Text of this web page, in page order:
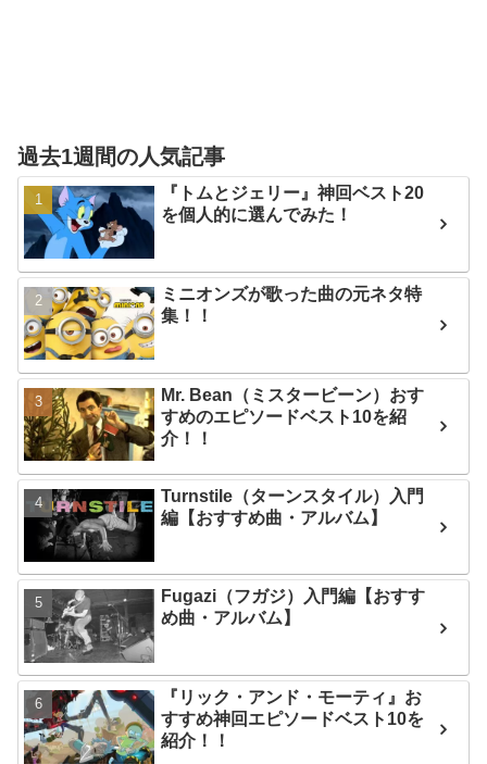
過去1週間の人気記事
『トムとジェリー』神回ベスト20
を個人的に選んでみた！
ミニオンズが歌った曲の元ネタ特
集！！
Mr. Bean（ミスタービーン）おす
すめのエピソードベスト10を紹
介！！
Turnstile（ターンスタイル）入門
編【おすすめ曲・アルバム】
Fugazi（フガジ）入門編【おすす
め曲・アルバム】
『リック・アンド・モーティ』お
すすめ神回エピソードベスト10を
紹介！！